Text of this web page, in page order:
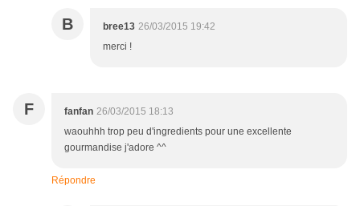
B bree13 26/03/2015 19:42
merci !
F fanfan 26/03/2015 18:13
waouhhh trop peu d'ingredients pour une excellente
gourmandise j'adore ^^
Répondre